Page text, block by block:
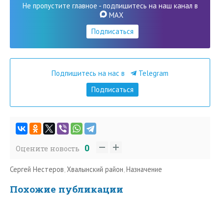
Не пропустите главное - подпишитесь на наш канал в
MAX
Подписаться
Подпишитесь на нас в
Telegram
Подписаться
Оцените новость 0
Сергей Нестеров,Хвалынский район,Назначение
Похожие публикации